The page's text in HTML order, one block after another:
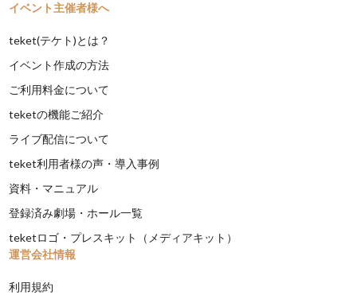
イベント主催者様へ
teket(テケト)とは？
イベント作成の方法
ご利用料金について
teketの機能ご紹介
ライブ配信について
teket利用者様の声・導入事例
資料・マニュアル
登録済み劇場・ホール一覧
teketロゴ・プレスキット（メディアキット）
運営会社情報
利用規約